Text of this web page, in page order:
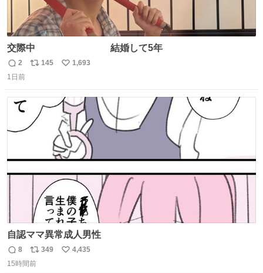
交際中 結婚して5年
返
信
2
リ
数
145
い
数
1,693
1日前
自認ママ異常成人男性
返
信
8
リ
ポ
349
い
4,435
15時間前